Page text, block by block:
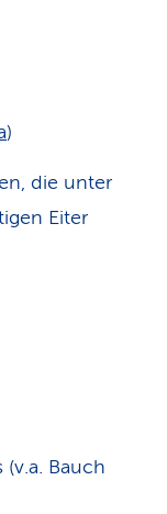
)
die unter
Eiter
Bauch